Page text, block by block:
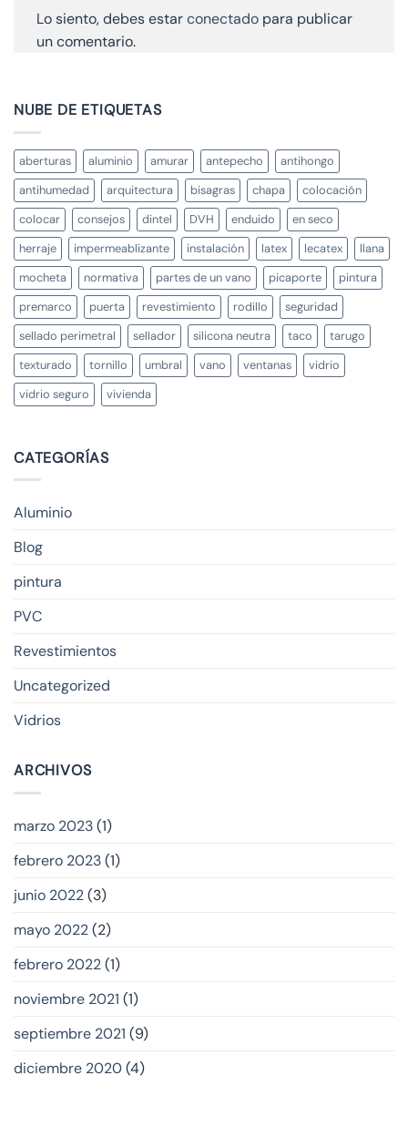
Lo siento, debes estarconectado para publicar
un comentario.
NUBE DE ETIQUETAS
aberturas aluminio amurar antepecho
antihongo
antihumedad
arquitectura bisagras chapa
colocación
colocar
consejos dintel DVH enduido
en seco
herraje
impermeablizante instalación latex lecatex
llana
mocheta
normativa partes de un vano picaporte
pintura
premarco
puerta revestimiento rodillo
seguridad
sellado perimetral
sellador silicona neutra taco
tarugo
texturado
tornillo umbral vano ventanas
vidrio
vidrio seguro
vivienda
CATEGORÍAS
Aluminio
Blog
pintura
PVC
Revestimientos
Uncategorized
Vidrios
ARCHIVOS
marzo 2023(1)
febrero 2023(1)
junio 2022(3)
mayo 2022(2)
febrero 2022(1)
noviembre 2021 (1)
septiembre 2021 (9)
diciembre 2020(4)